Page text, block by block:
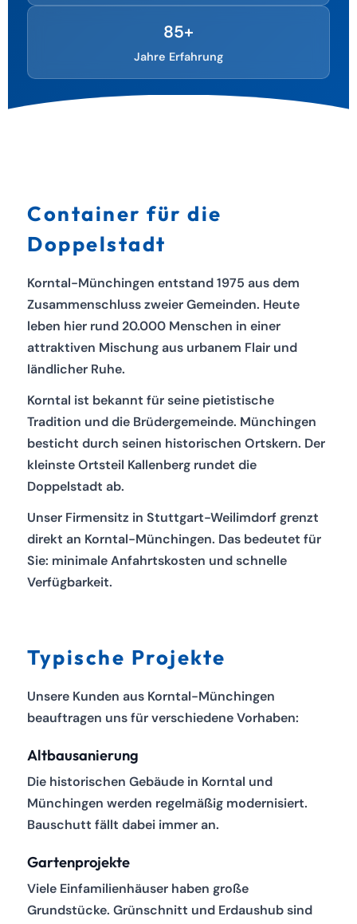
85+
Jahre Erfahrung
Container für die
Doppelstadt
Korntal-Münchingen entstand 1975 aus dem
Zusammenschluss zweier Gemeinden. Heute
leben hier rund 20.000 Menschen in einer
attraktiven Mischung aus urbanem Flair und
ländlicher Ruhe.
Korntal ist bekannt für seine pietistische
Tradition und die Brüdergemeinde. Münchingen
besticht durch seinen historischen Ortskern. Der
kleinste Ortsteil Kallenberg rundet die
Doppelstadt ab.
Unser Firmensitz in Stuttgart-Weilimdorf grenzt
direkt an Korntal-Münchingen. Das bedeutet für
Sie: minimale Anfahrtskosten und schnelle
Verfügbarkeit.
Typische Projekte
Unsere Kunden aus Korntal-Münchingen
beauftragen uns für verschiedene Vorhaben:
Altbausanierung
Die historischen Gebäude in Korntal und
Münchingen werden regelmäßig modernisiert.
Bauschutt fällt dabei immer an.
Gartenprojekte
Viele Einfamilienhäuser haben große
Grundstücke. Grünschnitt und Erdaushub sind